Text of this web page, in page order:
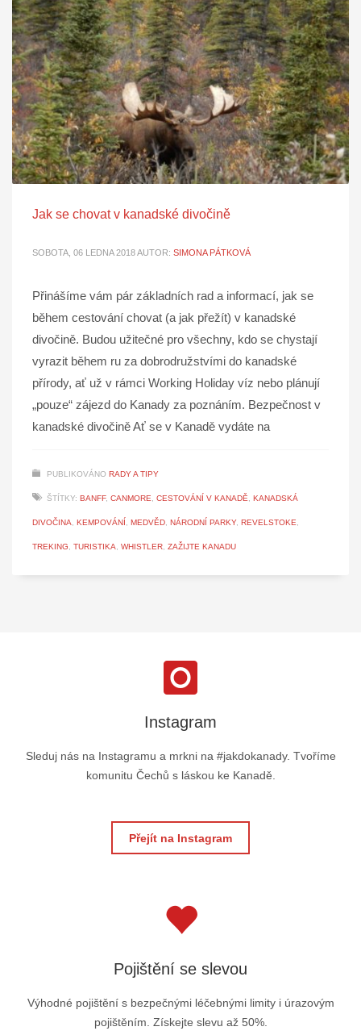
Jak se chovat v kanadské divočině
SOBOTA, 06 LEDNA 2018AUTOR: SIMONA PÁTKOVÁ
Přinášíme vám pár základních rad a informací, jak se
během cestování chovat (a jak přežít) v kanadské
divočině. Budou užitečné pro všechny, kdo se chystají
vyrazit během ru za dobrodružstvími do kanadské
přírody, ať už v rámci Working Holiday víz nebo plánují
„pouze“ zájezd do Kanady za poznáním. Bezpečnost v
kanadské divočině Ať se v Kanadě vydáte na
PUBLIKOVÁNO RADY A TIPY
ŠTÍTKY: BANFF, CANMORE, CESTOVÁNÍ V KANADĚ, KANADSKÁ
DIVOČINA, KEMPOVÁNÍ, MEDVĚD, NÁRODNÍ PARKY, REVELSTOKE,
TREKING, TURISTIKA, WHISTLER, ZAŽIJTE KANADU
Instagram
Sleduj nás na Instagramu a mrkni na #jakdokanady. Tvoříme
komunitu Čechů s láskou ke Kanadě.
Přejít na Instagram
Pojištění se slevou
Výhodné pojištění s bezpečnými léčebnými limity i úrazovým
pojištěním. Získejte slevu až 50%.